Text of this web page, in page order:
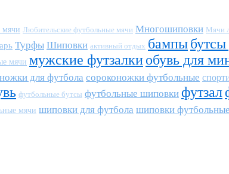
мячи Любительские футбольные мячи Многошиповки Мячи
Турфы Шиповки активный отдых бампыбутсы
мячи мужские футзалкиобувь для
для футбола сороконожки футбольные
футбольные бутсы футбольные шиповки футзал
мячи шиповки для футбола шиповки футбольные